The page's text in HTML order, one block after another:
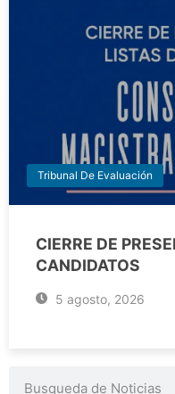
Tribunal De Evaluación
CIERRE DE
CANDIDATOS
5 agosto, 2026